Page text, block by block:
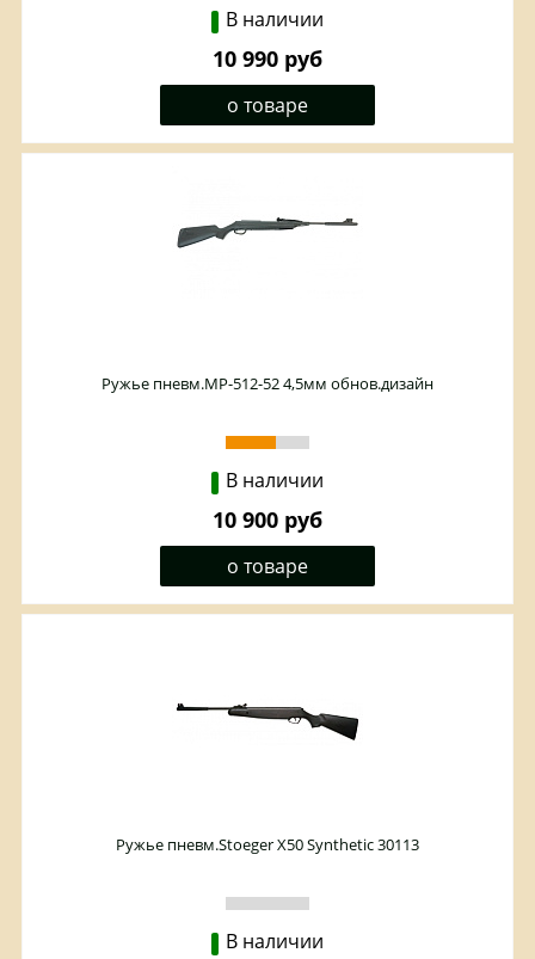
В наличии
10 990 руб
о товаре
Ружье пневм.МР-512-52 4,5мм обнов.дизайн
В наличии
10 900 руб
о товаре
Ружье пневм.Stoeger X50 Synthetic 30113
В наличии